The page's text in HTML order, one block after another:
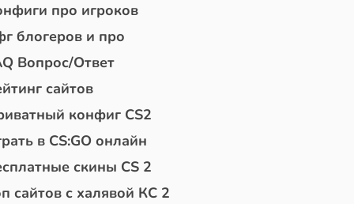
про игроков
блогеров и про
Вопрос/Ответ
сайтов
конфиг CS2
в CS:GO онлайн
скины CS 2
сайтов с халявой КС 2